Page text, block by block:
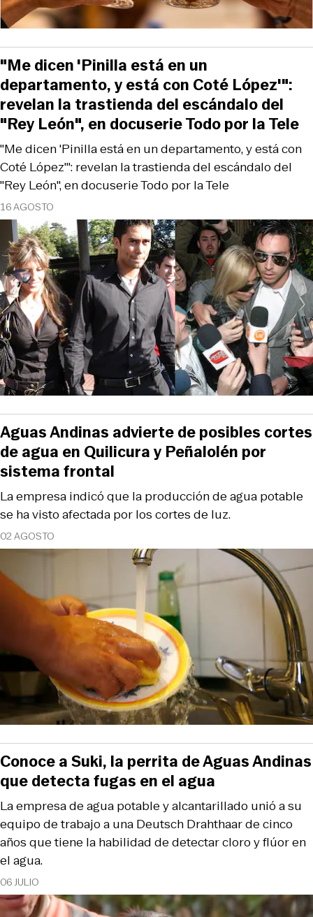
16 AGOSTO
"Me dicen 'Pinilla está en un departamento, y está con
Coté López'": revelan la trastienda del escándalo del
"Rey León", en docuserie Todo por la Tele
"Me dicen 'Pinilla está en un
departamento, y está con Coté López'":
revelan la trastienda del escándalo del
"Rey León", en docuserie Todo por la Tele
02 AGOSTO
La empresa indicó que la producción de agua potable
se ha visto afectada por los cortes de luz.
Aguas Andinas advierte de posibles cortes
de agua en Quilicura y Peñalolén por
sistema frontal
06 JULIO
La empresa de agua potable y alcantarillado unió a su
equipo de trabajo a una Deutsch Drahthaar de cinco
años que tiene la habilidad de detectar cloro y flúor en
el agua.
Conoce a Suki, la perrita de Aguas Andinas
que detecta fugas en el agua